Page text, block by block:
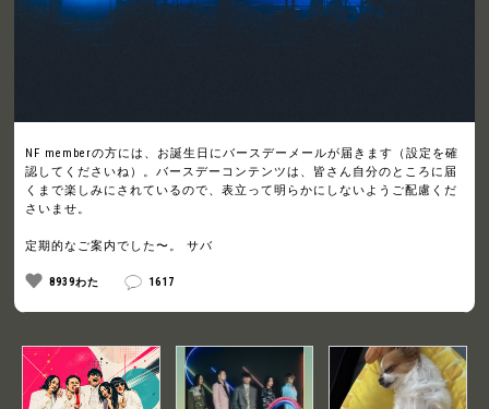
NF memberの方には、お誕生日にバースデーメールが届きます（設定を確
認してくださいね）。バースデーコンテンツは、皆さん自分のところに届
くまで楽しみにされているので、表立って明らかにしないようご配慮くだ
さいませ。
定期的なご案内でした〜。 サバ
8939わた 1617